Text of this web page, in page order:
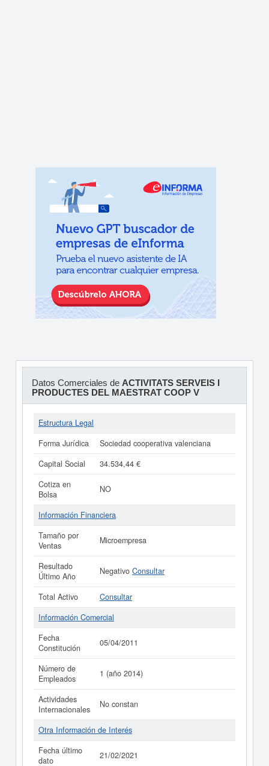
Datos Comerciales de ACTIVITATS SERVEIS I
PRODUCTES DEL MAESTRAT COOP V
Estructura Legal
Forma Jurídica
Sociedad cooperativa valenciana
Capital Social
34.534,44 €
Cotiza en
Bolsa
NO
Información Financiera
Tamaño por
Ventas
Microempresa
Resultado
Último Año
Negativo Consultar
Total Activo
Consultar
Información Comercial
Fecha
Constitución
05/04/2011
Número de
Empleados
1 (año 2014)
Actividades
Internacionales
No constan
Otra Información de Interés
Fecha último
dato
21/02/2021